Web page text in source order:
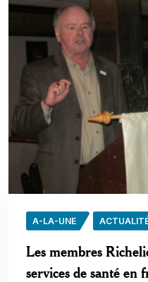
A-LA-UNE
Les membres
services de santé en